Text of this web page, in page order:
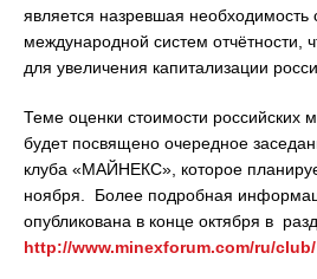
является назревшая необходимость
международной систем отчётности,
для увеличения капитализации
Теме оценки стоимости российских
будет посвящено очередное
клуба «МАЙНЕКС», которое
ноября. Более подробная
опубликована в конце октября в
http://www.minexforum.com/ru/club/